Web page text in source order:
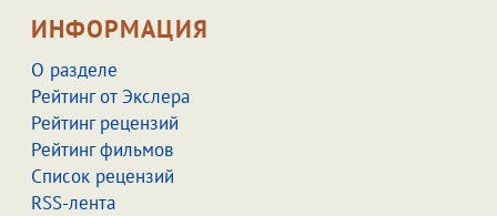
ИНФОРМАЦИЯ
О разделе
Рейтинг от Экслера
Рейтинг рецензий
Рейтинг фильмов
Список рецензий
RSS-лента